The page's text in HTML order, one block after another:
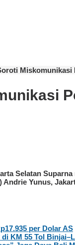
Miskomunikasi
Selatan
Yunus,
per Dolar AS
KM 55 Tol